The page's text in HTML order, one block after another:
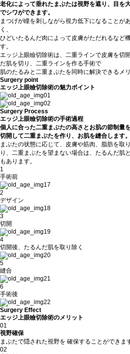
老化によって垂れたまぶたは視野を遮り、目を
でシワができます。
まつげが瞳を刺しながら視力低下になることが
く、
ひどいたるんだ肉によって皮膚がただれるなど
す。
エッジ上眼瞼切除術は、二重ラインで皮膚を切
だ肌を切り、二重ラインを作る手術で
肌のたるみと二重まぶたを同時に解決できるメ
Surgery point
エッジ上眼瞼切除術の魅力ポイント
Surgery Process
エッジ上眼瞼切除術の手術過程
個人に合った二重まぶたの高さとお肌の節制量
切開して二重まぶたを作り、お肌を縫合します。
まぶたの状態に応じて、皮膚や筋肉、脂肪を取
り、二重まぶたを望まない場合は、たるんだ肌
もあります。
1
手術前
2
デザイン
3
切開
4
切開後、たるんだ肌を取り除く
5
縫合
6
手術後
Surgery Effect
エッジ上眼瞼切除術のメリット
01
視野確保
まぶたで隠された視野を 確保することができま
02